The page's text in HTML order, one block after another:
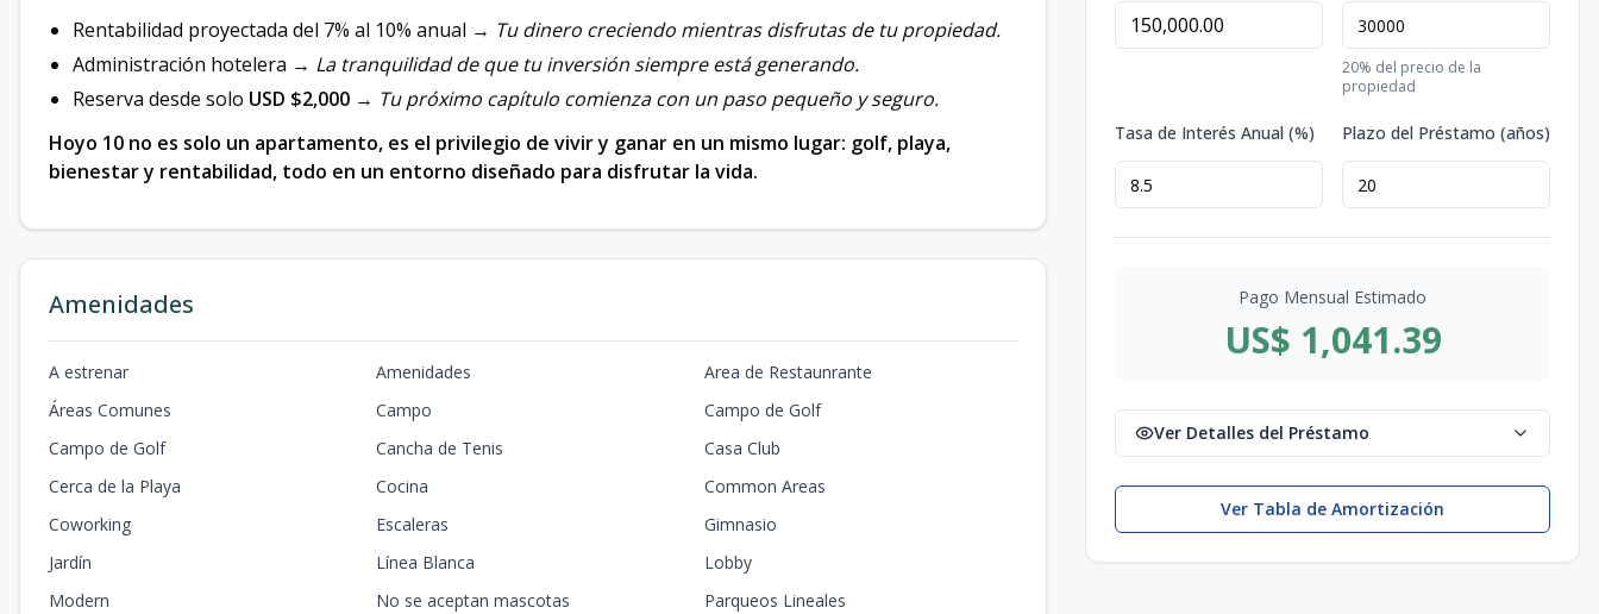
Rentabilidad proyectada del 7% al 10% anual → Tu dinero creciendo mientras disfrutas de tu propiedad.
Administración hotelera → La tranquilidad de que tu inversión siempre está generando.
Reserva desde solo USD $2,000 → Tu próximo capítulo comienza con un paso pequeño y seguro.
Hoyo 10 no es solo un apartamento, es el privilegio de vivir y ganar en un mismo lugar: golf, playa,
bienestar y rentabilidad, todo en un entorno diseñado para disfrutar la vida.
Amenidades
A estrenar Amenidades
Area de Restaunrante
Áreas Comunes
Campo
Campo de Golf
Campo de Golf
Cancha de Tenis
Casa Club
Cerca de la Playa
Cocina
Common Areas
Coworking
Escaleras
Gimnasio
Jardín
Línea Blanca
Lobby
Modern
No se aceptan mascotas
Parqueos Lineales
20% del precio de la
propiedad
Tasa de Interés Anual (%) Plazo del Préstamo (años)
Pago Mensual Estimado
US$ 1,041.39
Ver Detalles del Préstamo
Ver Tabla de Amortización